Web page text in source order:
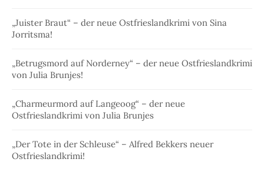
„Juister Braut“ – der neue Ostfrieslandkrimi von Sina
Jorritsma!
„Betrugsmord auf Norderney“ – der neue Ostfrieslandkrimi
von Julia Brunjes!
„Charmeurmord auf Langeoog“ – der neue
Ostfrieslandkrimi von Julia Brunjes
„Der Tote in der Schleuse“ – Alfred Bekkers neuer
Ostfrieslandkrimi!